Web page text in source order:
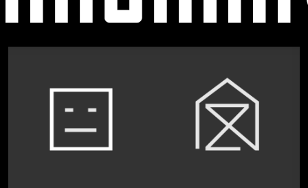
špecialista